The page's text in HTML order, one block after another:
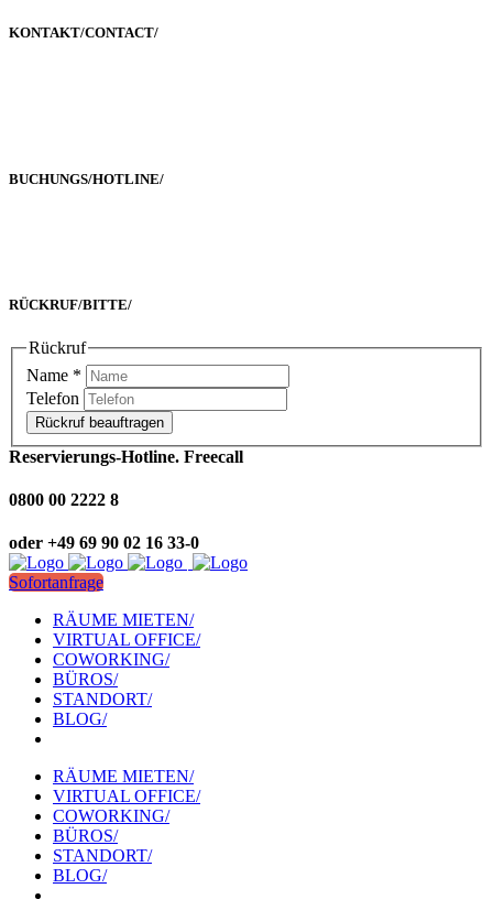
KONTAKT/CONTACT/
BUCHUNGS/HOTLINE/
RÜCKRUF/BITTE/
Rückruf
Name *
Telefon
Rückruf beauftragen
Reservierungs-Hotline. Freecall
0800 00 2222 8
oder +49 69 90 02 16 33-0
Sofortanfrage
RÄUME MIETEN/
VIRTUAL OFFICE/
COWORKING/
BÜROS/
STANDORT/
BLOG/
RÄUME MIETEN/
VIRTUAL OFFICE/
COWORKING/
BÜROS/
STANDORT/
BLOG/